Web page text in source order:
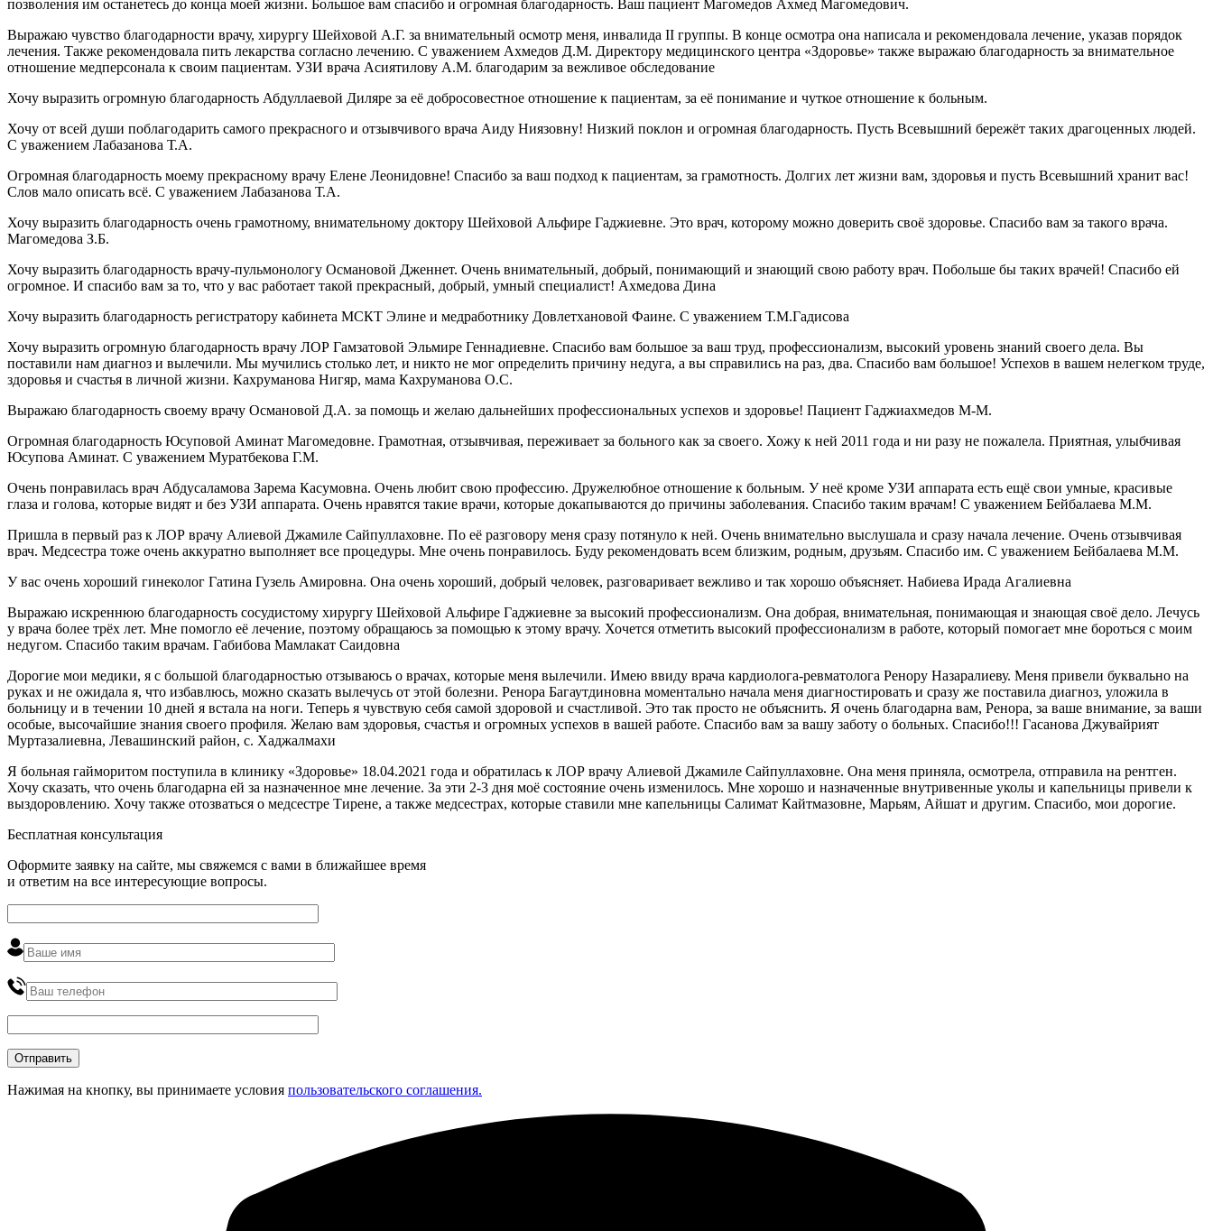
позволения им останетесь до конца моей жизни. Большое вам спасибо и огромная благодарность. Ваш пациент Магомедов Ахмед Магомедович.
Выражаю чувство благодарности врачу, хирургу Шейховой А.Г. за внимательный осмотр меня, инвалида II группы. В конце осмотра она написала и рекомендовала лечение, указав порядок
лечения. Также рекомендовала пить лекарства согласно лечению. С уважением Ахмедов Д.М. Директору медицинского центра «Здоровье» также выражаю благодарность за внимательное
отношение медперсонала к своим пациентам. УЗИ врача Асиятилову А.М. благодарим за вежливое обследование
Хочу выразить огромную благодарность Абдуллаевой Диляре за её добросовестное отношение к пациентам, за её понимание и чуткое отношение к больным.
Хочу от всей души поблагодарить самого прекрасного и отзывчивого врача Аиду Ниязовну! Низкий поклон и огромная благодарность. Пусть Всевышний бережёт таких драгоценных людей.
С уважением Лабазанова Т.А.
Огромная благодарность моему прекрасному врачу Елене Леонидовне! Спасибо за ваш подход к пациентам, за грамотность. Долгих лет жизни вам, здоровья и пусть Всевышний хранит вас!
Слов мало описать всё. С уважением Лабазанова Т.А.
Хочу выразить благодарность очень грамотному, внимательному доктору Шейховой Альфире Гаджиевне. Это врач, которому можно доверить своё здоровье. Спасибо вам за такого врача.
Магомедова З.Б.
Хочу выразить благодарность врачу-пульмонологу Османовой Дженнет. Очень внимательный, добрый, понимающий и знающий свою работу врач. Побольше бы таких врачей! Спасибо ей
огромное. И спасибо вам за то, что у вас работает такой прекрасный, добрый, умный специалист! Ахмедова Дина
Хочу выразить благодарность регистратору кабинета МСКТ Элине и медработнику Довлетхановой Фаине. С уважением Т.М.Гадисова
Хочу выразить огромную благодарность врачу ЛОР Гамзатовой Эльмире Геннадиевне. Спасибо вам большое за ваш труд, профессионализм, высокий уровень знаний своего дела. Вы
поставили нам диагноз и вылечили. Мы мучились столько лет, и никто не мог определить причину недуга, а вы справились на раз, два. Спасибо вам большое! Успехов в вашем нелегком труде,
здоровья и счастья в личной жизни. Кахруманова Нигяр, мама Кахруманова О.С.
Выражаю благодарность своему врачу Османовой Д.А. за помощь и желаю дальнейших профессиональных успехов и здоровье! Пациент Гаджиахмедов М-М.
Огромная благодарность Юсуповой Аминат Магомедовне. Грамотная, отзывчивая, переживает за больного как за своего. Хожу к ней 2011 года и ни разу не пожалела. Приятная, улыбчивая
Юсупова Аминат. С уважением Муратбекова Г.М.
Очень понравилась врач Абдусаламова Зарема Касумовна. Очень любит свою профессию. Дружелюбное отношение к больным. У неё кроме УЗИ аппарата есть ещё свои умные, красивые
глаза и голова, которые видят и без УЗИ аппарата. Очень нравятся такие врачи, которые докапываются до причины заболевания. Спасибо таким врачам! С уважением Бейбалаева М.М.
Пришла в первый раз к ЛОР врачу Алиевой Джамиле Сайпуллаховне. По её разговору меня сразу потянуло к ней. Очень внимательно выслушала и сразу начала лечение. Очень отзывчивая
врач. Медсестра тоже очень аккуратно выполняет все процедуры. Мне очень понравилось. Буду рекомендовать всем близким, родным, друзьям. Спасибо им. С уважением Бейбалаева М.М.
У вас очень хороший гинеколог Гатина Гузель Амировна. Она очень хороший, добрый человек, разговаривает вежливо и так хорошо объясняет. Набиева Ирада Агалиевна
Выражаю искреннюю благодарность сосудистому хирургу Шейховой Альфире Гаджиевне за высокий профессионализм. Она добрая, внимательная, понимающая и знающая своё дело. Лечусь
у врача более трёх лет. Мне помогло её лечение, поэтому обращаюсь за помощью к этому врачу. Хочется отметить высокий профессионализм в работе, который помогает мне бороться с моим
недугом. Спасибо таким врачам. Габибова Мамлакат Саидовна
Дорогие мои медики, я с большой благодарностью отзываюсь о врачах, которые меня вылечили. Имею ввиду врача кардиолога-ревматолога Ренору Назаралиеву. Меня привели буквально на
руках и не ожидала я, что избавлюсь, можно сказать вылечусь от этой болезни. Ренора Багаутдиновна моментально начала меня диагностировать и сразу же поставила диагноз, уложила в
больницу и в течении 10 дней я встала на ноги. Теперь я чувствую себя самой здоровой и счастливой. Это так просто не объяснить. Я очень благодарна вам, Ренора, за ваше внимание, за ваши
особые, высочайшие знания своего профиля. Желаю вам здоровья, счастья и огромных успехов в вашей работе. Спасибо вам за вашу заботу о больных. Спасибо!!! Гасанова Джувайрият
Муртазалиевна, Левашинский район, с. Хаджалмахи
Я больная гайморитом поступила в клинику «Здоровье» 18.04.2021 года и обратилась к ЛОР врачу Алиевой Джамиле Сайпуллаховне. Она меня приняла, осмотрела, отправила на рентген.
Хочу сказать, что очень благодарна ей за назначенное мне лечение. За эти 2-3 дня моё состояние очень изменилось. Мне хорошо и назначенные внутривенные уколы и капельницы привели к
выздоровлению. Хочу также отозваться о медсестре Тирене, а также медсестрах, которые ставили мне капельницы Салимат Кайтмазовне, Марьям, Айшат и другим. Спасибо, мои дорогие.
Бесплатная консультация
Оформите заявку на сайте, мы свяжемся с вами в ближайшее время
и ответим на все интересующие вопросы.
Нажимая на кнопку, вы принимаете условия пользовательского соглашения.